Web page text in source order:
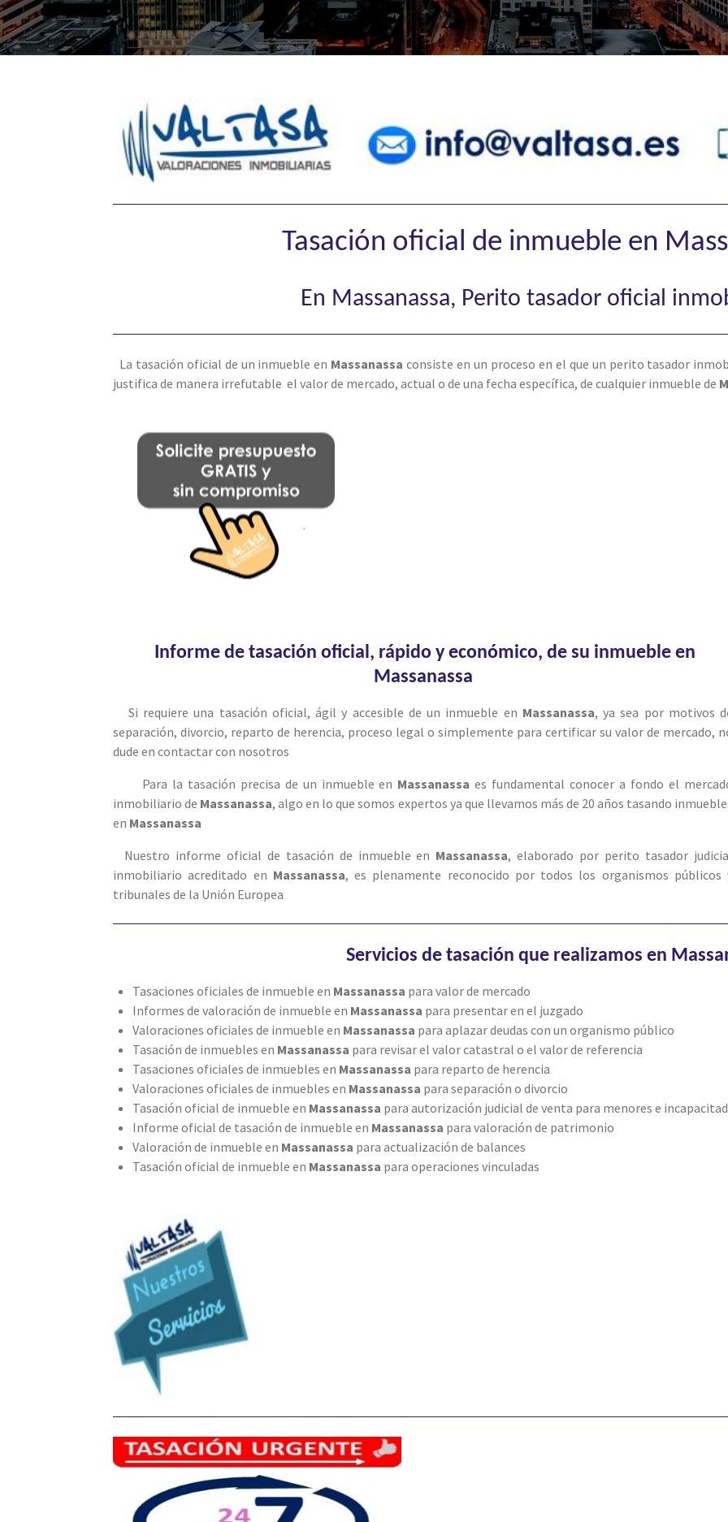
Tasación oficial de inmueble en
En Massanassa, Perito tasador oficial
La tasación oficial de un inmueble en Massanassa consiste en un proceso en el que un perito tasador
justifica de manera irrefutable el valor de mercado, actual o de una fecha específica, de cualquier inmueble de
Informe de tasación oficial, rápido y económico, de su inmueble en
Massanassa
Si requiere una tasación oficial, ágil y accesible de un inmueble en Massanassa, ya sea por motivos
separación, divorcio, reparto de herencia, proceso legal o simplemente para certificar su valor de mercado,
dude en contactar con nosotros
Para la tasación precisa de un inmueble en Massanassaes fundamental conocer a fondo el
inmobiliario de Massanassa, algo en lo que somos expertos ya que llevamos más de 20 años tasando
en Massanassa
Nuestro informe oficial de tasación de inmueble en Massanassa, elaborado por perito tasador
inmobiliario acreditado en Massanassa, es plenamente reconocido por todos los organismos públicos
tribunales de la Unión Europea
Servicios de tasación que realizamos en
Tasaciones oficiales de inmueble en Massanassa para valor de mercado
Informes de valoración de inmueble en Massanassa para presentar en el juzgado
Valoraciones oficiales de inmueble en Massanassa para aplazar deudas con un organismo público
Tasación de inmuebles en Massanassa para revisar el valor catastral o el valor de referencia
Tasaciones oficiales de inmuebles en Massanassa para reparto de herencia
Valoraciones oficiales de inmuebles en Massanassa para separación o divorcio
Tasación oficial de inmueble en Massanassa para autorización judicial de venta para menores e
Informe oficial de tasación de inmueble en Massanassa para valoración de patrimonio
Valoración de inmueble en Massanassa para actualización de balances
Tasación oficial de inmueble en Massanassa para operaciones vinculadas